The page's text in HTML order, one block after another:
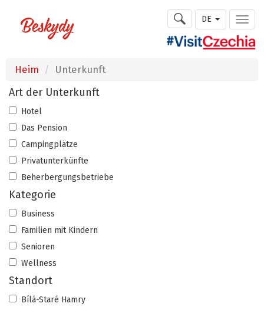
DE
Heim Unterkunft
Art der Unterkunft
Hotel
Das Pension
Campingplätze
Privatunterkünfte
Beherbergungsbetriebe
Kategorie
Business
Familien mit Kindern
Senioren
Wellness
Standort
Bílá-Staré Hamry